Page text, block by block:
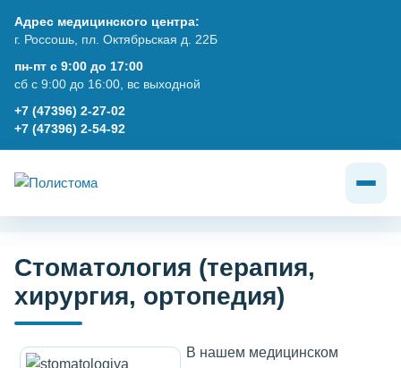
Адрес медицинского центра:
г. Россошь, пл. Октябрьская д. 22Б
пн-пт с 9:00 до 17:00
сб с 9:00 до 16:00, вс выходной
+7 (47396) 2-27-02
+7 (47396) 2-54-92
Стоматология (терапия,
хирургия, ортопедия)
В нашем медицинском